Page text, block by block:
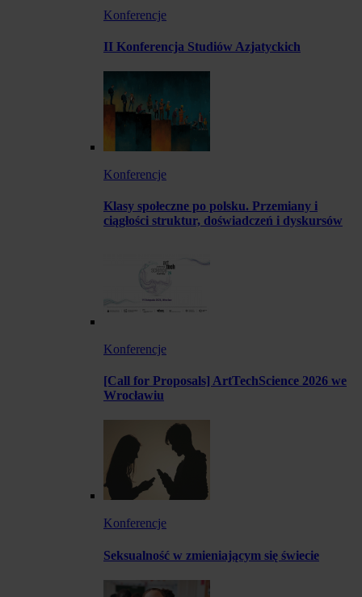
Konferencje
II Konferencja Studiów Azjatyckich
Konferencje
Klasy społeczne po polsku. Przemiany i
ciągłości struktur, doświadczeń i dyskursów
Konferencje
[Call for Proposals] ArtTechScience 2026 we
Wrocławiu
Konferencje
Seksualność w zmieniającym się świecie